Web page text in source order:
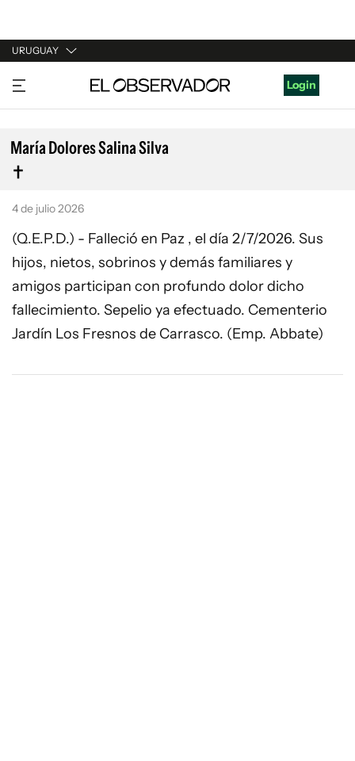
URUGUAY
URUGUAY
ARGENTINA
ESPAÑA
ESTADOS UNIDOS
Login
María Dolores Salina Silva
4 de julio 2026
(Q.E.P.D.) - Falleció en Paz , el día 2/7/2026. Sus
hijos, nietos, sobrinos y demás familiares y
amigos participan con profundo dolor dicho
fallecimiento. Sepelio ya efectuado. Cementerio
Jardín Los Fresnos de Carrasco. (Emp. Abbate)